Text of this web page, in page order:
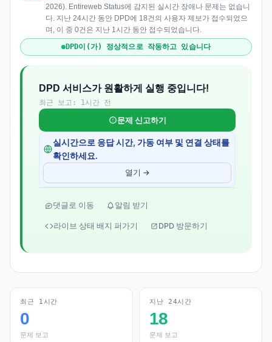
2026). Entireweb Status에 감지된 실시간 장애나 문제는 없습니
다. 지난 24시간 동안 DPD에 18건의 사용자 제보가 접수되었으
며, 이 중 0건은 지난 1시간 동안 접수되었습니다.
DPD이(가) 정상적으로 작동하고 있습니다
DPD 서비스가 원활하게 실행 중입니다!
최근 보고: 1시간 전
문제 신고하기
실시간으로 응답 시간, 가동 여부 및 연결 상태를
확인하세요.
열기 →
댓글로 이동 알림 받기
라이브 상태 배지 퍼가기 DPD 방문하기
최근 1시간
0
문제 보고
지난 24시간
18
문제 보고